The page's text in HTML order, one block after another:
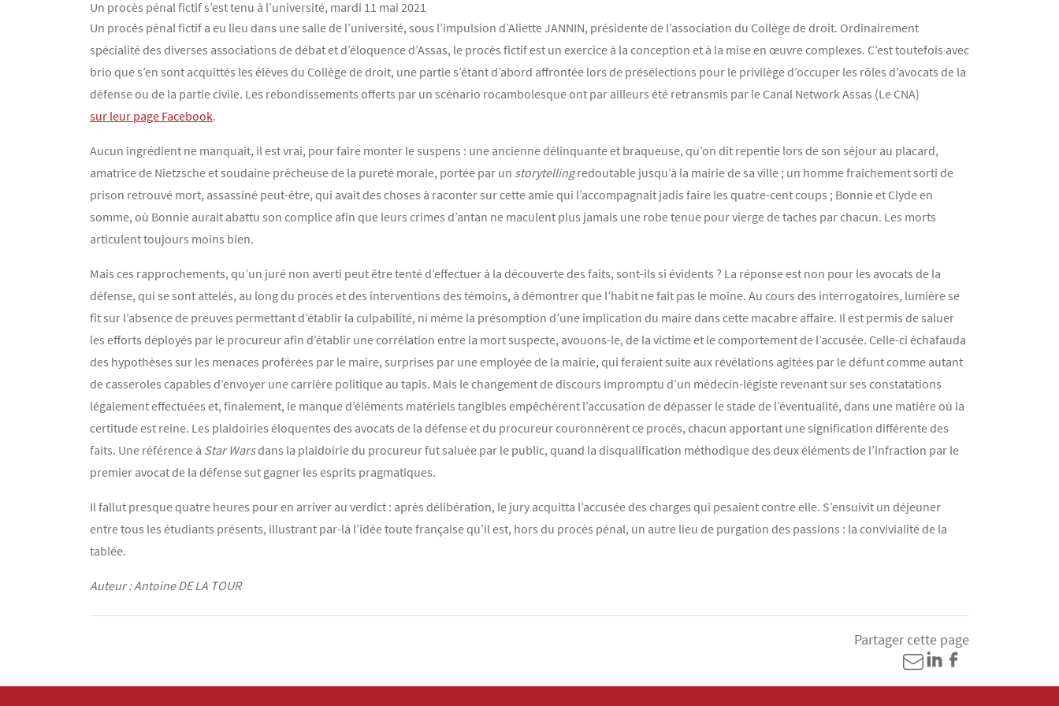
Un procès pénal fictif s’est tenu à l’université, mardi 11 mai 2021
Texte
Un procès pénal fictif a eu lieu dans une salle de l’université, sous l’impulsion d’Aliette JANNIN, présidente de l’association du Collège de droit. Ordinairement
spécialité des diverses associations de débat et d’éloquence d’Assas, le procès fictif est un exercice à la conception et à la mise en œuvre complexes. C’est toutefois avec
brio que s’en sont acquittés les élèves du Collège de droit, une partie s’étant d’abord affrontée lors de présélections pour le privilège d’occuper les rôles d’avocats de la
défense ou de la partie civile. Les rebondissements offerts par un scénario rocambolesque ont par ailleurs été retransmis par le Canal Network Assas (Le CNA)
sur leur page Facebook.
Aucun ingrédient ne manquait, il est vrai, pour faire monter le suspens : une ancienne délinquante et braqueuse, qu’on dit repentie lors de son séjour au placard,
amatrice de Nietzsche et soudaine prêcheuse de la pureté morale, portée par un storytellingredoutable jusqu’à la mairie de sa ville ; un homme fraîchement sorti de
prison retrouvé mort, assassiné peut-être, qui avait des choses à raconter sur cette amie qui l’accompagnait jadis faire les quatre-cent coups ; Bonnie et Clyde en
somme, où Bonnie aurait abattu son complice afin que leurs crimes d’antan ne maculent plus jamais une robe tenue pour vierge de taches par chacun. Les morts
articulent toujours moins bien.
Mais ces rapprochements, qu’un juré non averti peut être tenté d’effectuer à la découverte des faits, sont-ils si évidents ? La réponse est non pour les avocats de la
défense, qui se sont attelés, au long du procès et des interventions des témoins, à démontrer que l’habit ne fait pas le moine. Au cours des interrogatoires, lumière se
fit sur l’absence de preuves permettant d’établir la culpabilité, ni même la présomption d’une implication du maire dans cette macabre affaire. Il est permis de saluer
les efforts déployés par le procureur afin d’établir une corrélation entre la mort suspecte, avouons-le, de la victime et le comportement de l’accusée. Celle-ci échafauda
des hypothèses sur les menaces proférées par le maire, surprises par une employée de la mairie, qui feraient suite aux révélations agitées par le défunt comme autant
de casseroles capables d’envoyer une carrière politique au tapis. Mais le changement de discours impromptu d’un médecin-légiste revenant sur ses constatations
légalement effectuées et, finalement, le manque d’éléments matériels tangibles empêchèrent l’accusation de dépasser le stade de l’éventualité, dans une matière où la
certitude est reine. Les plaidoiries éloquentes des avocats de la défense et du procureur couronnèrent ce procès, chacun apportant une signification différente des
faits. Une référence à Star Warsdans la plaidoirie du procureur fut saluée par le public, quand la disqualification méthodique des deux éléments de l’infraction par le
premier avocat de la défense sut gagner les esprits pragmatiques.
Il fallut presque quatre heures pour en arriver au verdict : après délibération, le jury acquitta l’accusée des charges qui pesaient contre elle. S’ensuivit un déjeuner
entre tous les étudiants présents, illustrant par-là l’idée toute française qu’il est, hors du procès pénal, un autre lieu de purgation des passions : la convivialité de la
tablée.
Auteur : Antoine DE LA TOUR
Partager cette page